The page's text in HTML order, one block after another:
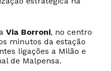
Via Borroni, no centro
minutos da estação
ligações a Milão e
de Malpensa.